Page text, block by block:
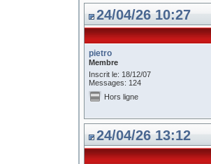
24/04/26 10:27
pietro
Membre
Inscrit le: 18/12/07
Messages: 124
Hors ligne
24/04/26 13:12